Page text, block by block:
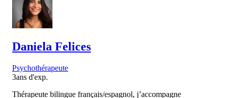
Daniela Felices
Psychothérapeute
3ans d'exp.
Thérapeute bilingue français/espagnol, j’accompagne